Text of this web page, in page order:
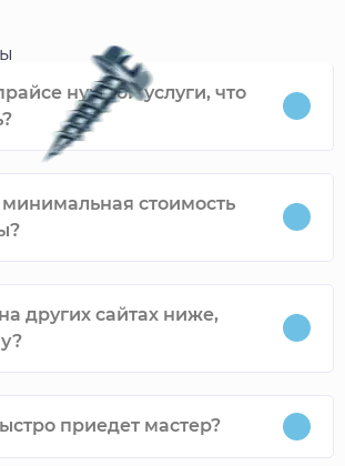
нужной услуги, что
стоимость
других сайтах ниже,
приедет мастер?